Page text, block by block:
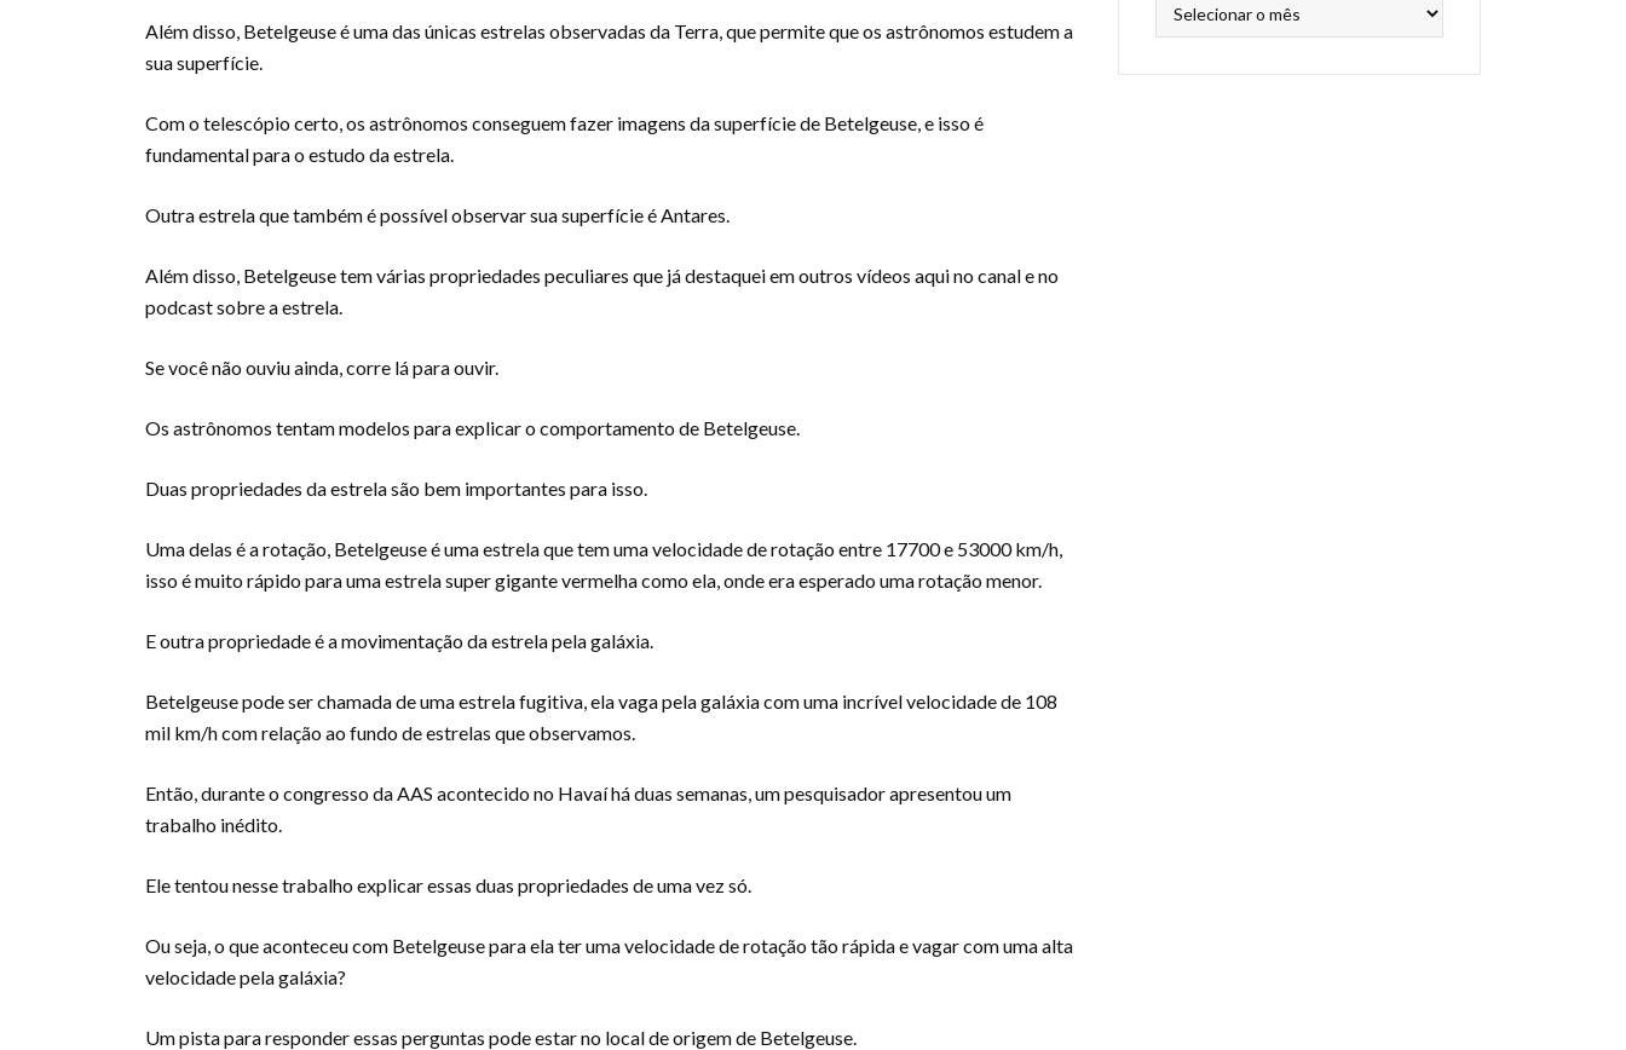
Além disso, Betelgeuse é uma das únicas estrelas observadas da Terra, que permite que os astrônomos estudem a
sua superfície.
Com o telescópio certo, os astrônomos conseguem fazer imagens da superfície de Betelgeuse, e isso é
fundamental para o estudo da estrela.
Outra estrela que também é possível observar sua superfície é Antares.
Além disso, Betelgeuse tem várias propriedades peculiares que já destaquei em outros vídeos aqui no canal e no
podcast sobre a estrela.
Se você não ouviu ainda, corre lá para ouvir.
Os astrônomos tentam modelos para explicar o comportamento de Betelgeuse.
Duas propriedades da estrela são bem importantes para isso.
Uma delas é a rotação, Betelgeuse é uma estrela que tem uma velocidade de rotação entre 17700 e 53000 km/h,
isso é muito rápido para uma estrela super gigante vermelha como ela, onde era esperado uma rotação menor.
E outra propriedade é a movimentação da estrela pela galáxia.
Betelgeuse pode ser chamada de uma estrela fugitiva, ela vaga pela galáxia com uma incrível velocidade de 108
mil km/h com relação ao fundo de estrelas que observamos.
Então, durante o congresso da AAS acontecido no Havaí há duas semanas, um pesquisador apresentou um
trabalho inédito.
Ele tentou nesse trabalho explicar essas duas propriedades de uma vez só.
Ou seja, o que aconteceu com Betelgeuse para ela ter uma velocidade de rotação tão rápida e vagar com uma alta
velocidade pela galáxia?
Um pista para responder essas perguntas pode estar no local de origem de Betelgeuse.